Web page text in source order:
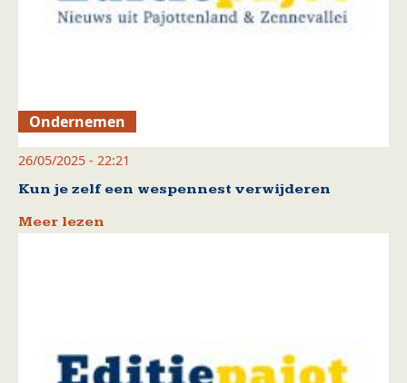
Ondernemen
26/05/2025 - 22:21
Kun je zelf een wespennest verwijderen
Meer lezen